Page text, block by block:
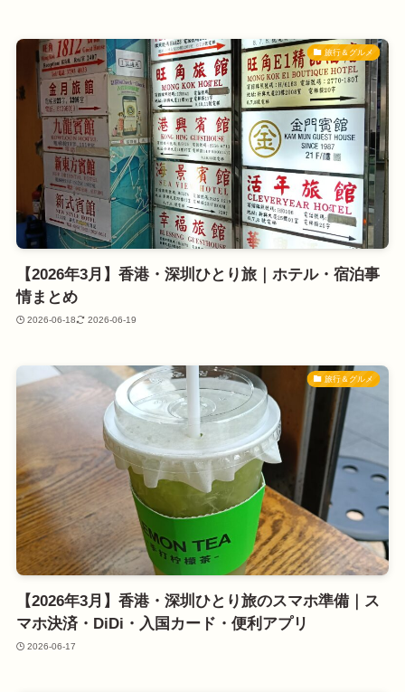
旅行＆グルメ
【2026年3月】香港・深圳ひとり旅｜ホテル・宿泊事
情まとめ
2026-06-18 2026-06-19
旅行＆グルメ
【2026年3月】香港・深圳ひとり旅のスマホ準備｜ス
マホ決済・DiDi・入国カード・便利アプリ
2026-06-17